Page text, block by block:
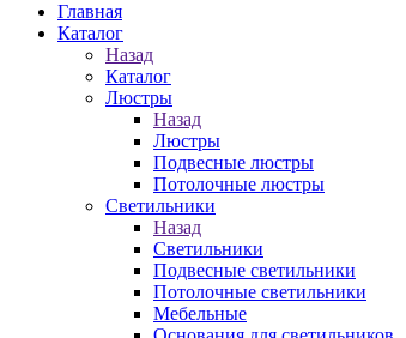
Главная
Каталог
Назад
Каталог
Люстры
Назад
Люстры
Подвесные люстры
Потолочные люстры
Светильники
Назад
Светильники
Подвесные светильники
Потолочные светильники
Мебельные